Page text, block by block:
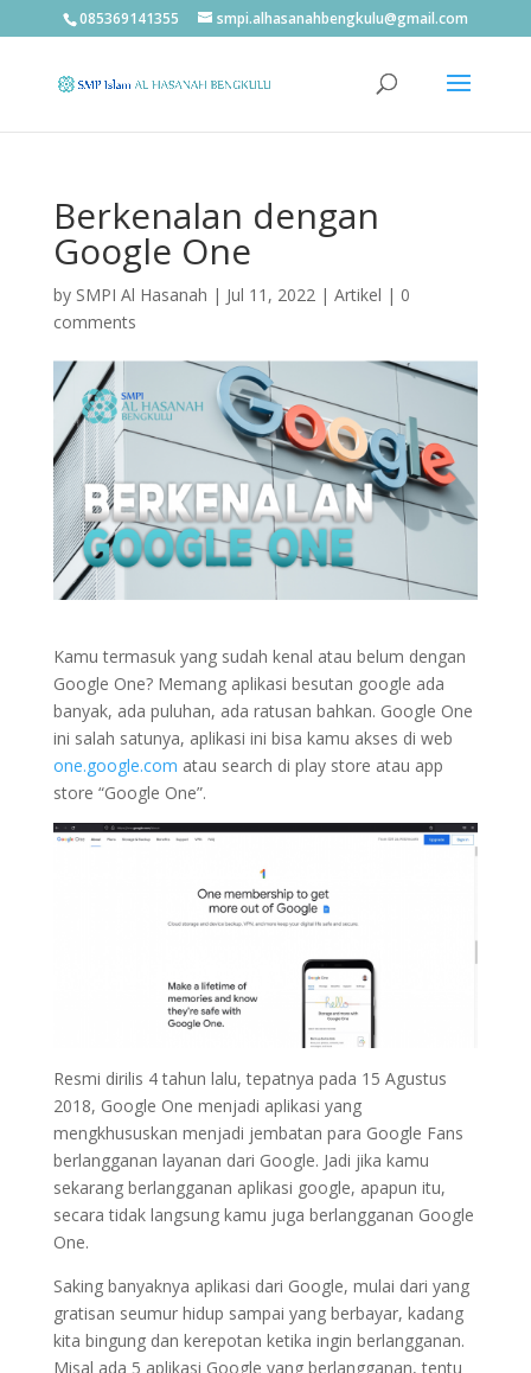
085369141355 smpi.alhasanahbengkulu@gmail.com
Berkenalan dengan
Google One
by SMPI Al Hasanah | Jul 11, 2022| Artikel | 0
comments
Kamu termasuk yang sudah kenal atau belum dengan
Google One? Memang aplikasi besutan google ada
banyak, ada puluhan, ada ratusan bahkan. Google One
ini salah satunya, aplikasi ini bisa kamu akses di web
one.google.com atau search di play store atau app
store “Google One”.
Resmi dirilis 4 tahun lalu, tepatnya pada 15 Agustus
2018, Google One menjadi aplikasi yang
mengkhususkan menjadi jembatan para Google Fans
berlangganan layanan dari Google. Jadi jika kamu
sekarang berlangganan aplikasi google, apapun itu,
secara tidak langsung kamu juga berlangganan Google
One.
Saking banyaknya aplikasi dari Google, mulai dari yang
gratisan seumur hidup sampai yang berbayar, kadang
kita bingung dan kerepotan ketika ingin berlangganan.
Misal ada 5 aplikasi Google yang berlangganan, tentu